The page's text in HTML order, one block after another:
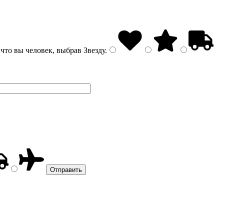
вы человек, выбрав Звезду.